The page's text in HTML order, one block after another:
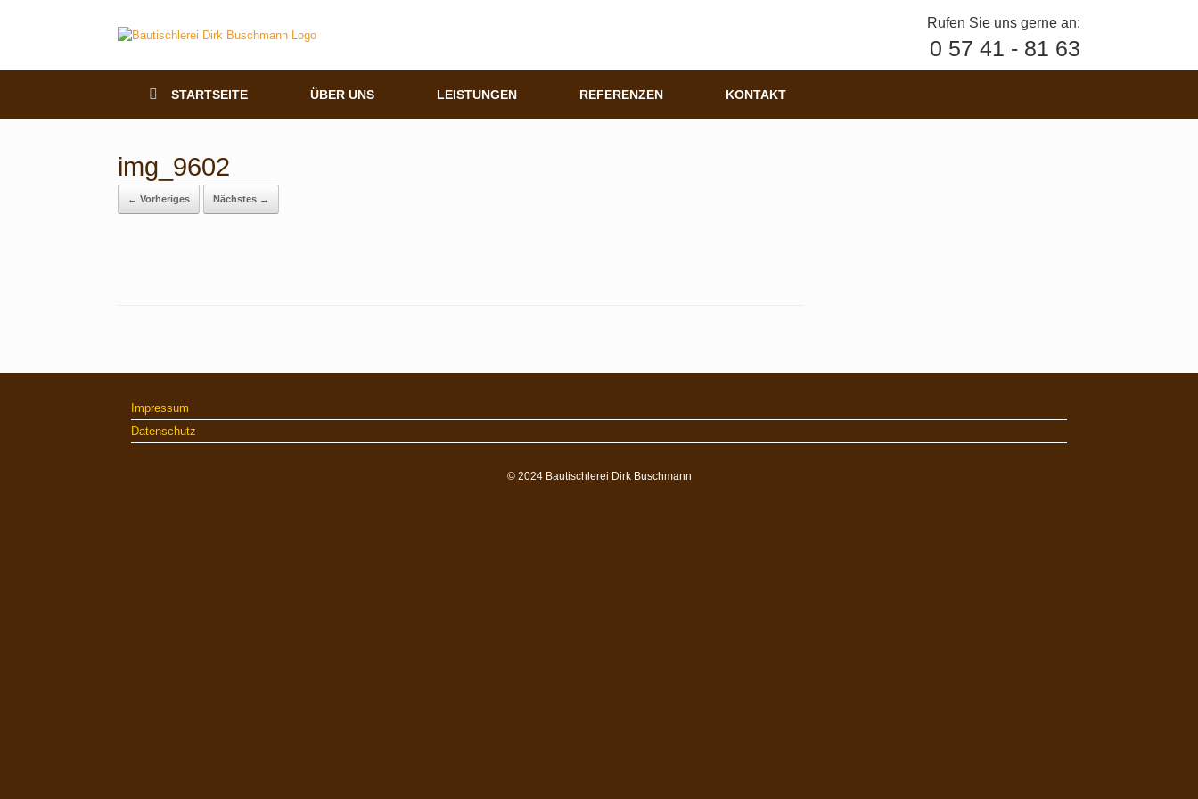
Rufen Sie uns gerne an:
0 57 41 - 81 63
STARTSEITE ÜBER UNS LEISTUNGEN REFERENZEN KONTAKT
img_9602
← Vorheriges Nächstes →
Impressum
Datenschutz
© 2024 Bautischlerei Dirk Buschmann